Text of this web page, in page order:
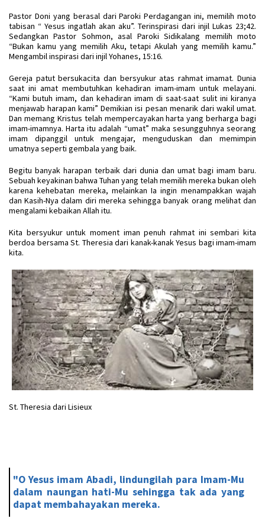
Pastor Doni yang berasal dari Paroki Perdagangan ini, memilih moto
tabisan “ Yesus ingatlah akan aku”. Terinspirasi dari injil Lukas 23;42.
Sedangkan Pastor Sohmon, asal Paroki Sidikalang memilih moto
“Bukan kamu yang memilih Aku, tetapi Akulah yang memilih kamu.”
Mengambil inspirasi dari injil Yohanes, 15:16.
Gereja patut bersukacita dan bersyukur atas rahmat imamat. Dunia
saat ini amat membutuhkan kehadiran imam-imam untuk melayani.
“Kami butuh imam, dan kehadiran imam di saat-saat sulit ini kiranya
menjawab harapan kami” Demikian isi pesan menarik dari wakil umat.
Dan memang Kristus telah mempercayakan harta yang berharga bagi
imam-imamnya. Harta itu adalah “umat” maka sesungguhnya seorang
imam dipanggil untuk mengajar, menguduskan dan memimpin
umatnya seperti gembala yang baik.
Begitu banyak harapan terbaik dari dunia dan umat bagi imam baru.
Sebuah keyakinan bahwa Tuhan yang telah memilih mereka bukan oleh
karena kehebatan mereka, melainkan Ia ingin menampakkan wajah
dan Kasih-Nya dalam diri mereka sehingga banyak orang melihat dan
mengalami kebaikan Allah itu.
Kita bersyukur untuk moment iman penuh rahmat ini sembari kita
berdoa bersama St. Theresia dari kanak-kanak Yesus bagi imam-imam
kita.
St. Theresia dari Lisieux
"O Yesus imam Abadi, lindungilah para Imam-Mu
dalam naungan hati-Mu sehingga tak ada yang
dapat membahayakan mereka.